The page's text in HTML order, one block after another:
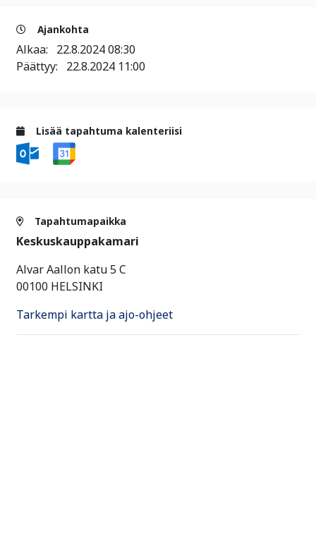
Ajankohta
Alkaa: 22.8.2024 08:30
Päättyy: 22.8.2024 11:00
Lisää tapahtuma kalenteriisi
Tapahtumapaikka
Keskuskauppakamari
Alvar Aallon katu 5 C
00100 HELSINKI
Tarkempi kartta ja ajo-ohjeet